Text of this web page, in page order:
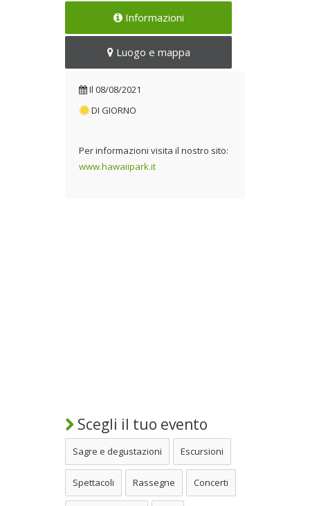
Informazioni
Luogo e mappa
Il 08/08/2021
DI GIORNO
Per informazioni visita il nostro sito:
www.hawaiipark.it
Scegli il tuo evento
Sagre e degustazioni Escursioni
Spettacoli Rassegne Concerti